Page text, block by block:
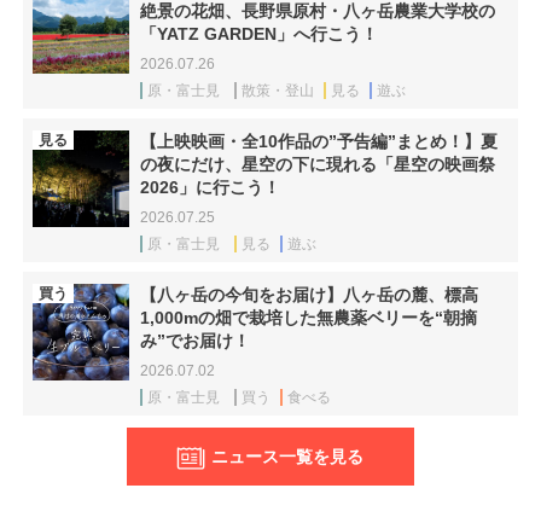
絶景の花畑、長野県原村・八ヶ岳農業大学校の
「YATZ GARDEN」へ行こう！
2026.07.26
原・富士見
散策・登山 見る 遊ぶ
見る
【上映映画・全10作品の”予告編”まとめ！】夏
の夜にだけ、星空の下に現れる「星空の映画祭
2026」に行こう！
2026.07.25
原・富士見
見る 遊ぶ
買う
【八ヶ岳の今旬をお届け】八ヶ岳の麓、標高
1,000mの畑で栽培した無農薬ベリーを“朝摘
み”でお届け！
2026.07.02
原・富士見
買う 食べる
ニュース一覧を見る